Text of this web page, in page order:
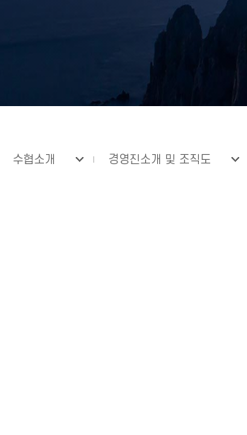
수협소개 경영진소개 및 조직도